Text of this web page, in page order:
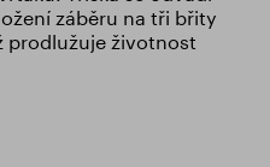
záběru na tři břity
prodlužuje životnost